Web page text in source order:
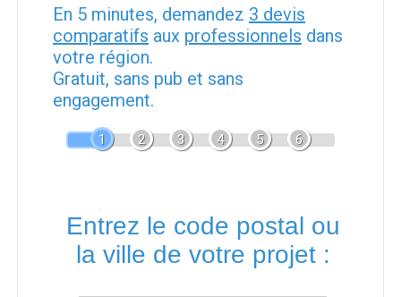
En 5 minutes, demandez 3 devis
comparatifs aux professionnels dans
votre région.
Gratuit, sans pub et sans
engagement.
1 2 3 4 5 6
Entrez le code postal ou
la ville de votre projet :